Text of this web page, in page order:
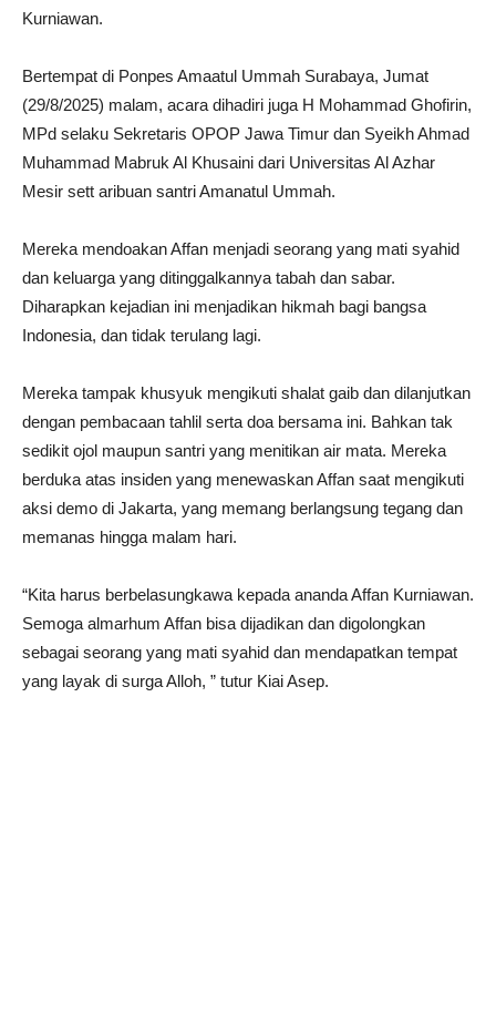
Kurniawan.
Bertempat di Ponpes Amaatul Ummah Surabaya, Jumat
(29/8/2025) malam, acara dihadiri juga H Mohammad Ghofirin,
MPd selaku Sekretaris OPOP Jawa Timur dan Syeikh Ahmad
Muhammad Mabruk Al Khusaini dari Universitas Al Azhar
Mesir sett aribuan santri Amanatul Ummah.
Mereka mendoakan Affan menjadi seorang yang mati syahid
dan keluarga yang ditinggalkannya tabah dan sabar.
Diharapkan kejadian ini menjadikan hikmah bagi bangsa
Indonesia, dan tidak terulang lagi.
Mereka tampak khusyuk mengikuti shalat gaib dan dilanjutkan
dengan pembacaan tahlil serta doa bersama ini. Bahkan tak
sedikit ojol maupun santri yang menitikan air mata. Mereka
berduka atas insiden yang menewaskan Affan saat mengikuti
aksi demo di Jakarta, yang memang berlangsung tegang dan
memanas hingga malam hari.
“Kita harus berbelasungkawa kepada ananda Affan Kurniawan.
Semoga almarhum Affan bisa dijadikan dan digolongkan
sebagai seorang yang mati syahid dan mendapatkan tempat
yang layak di surga Alloh, ” tutur Kiai Asep.